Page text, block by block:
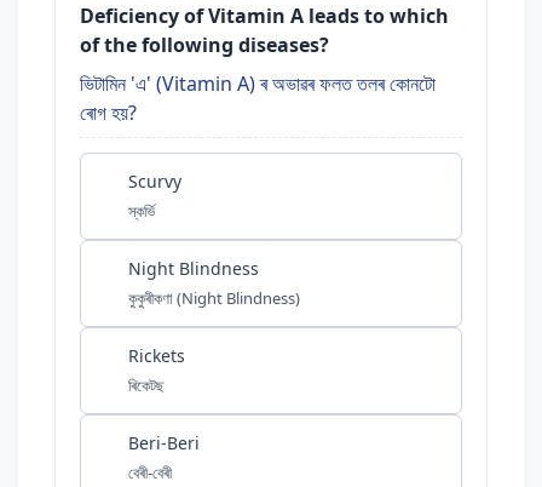
Deficiency of Vitamin A leads to which
of the following diseases?
ভিটামিন 'এ' (Vitamin A) ৰ অভাৱৰ ফলত তলৰ কোনটো
ৰোগ হয়?
Scurvy
স্কৰ্ভি
Night Blindness
কুকুৰীকণা (Night Blindness)
Rickets
ৰিকেটছ
Beri-Beri
বেৰী-বেৰী